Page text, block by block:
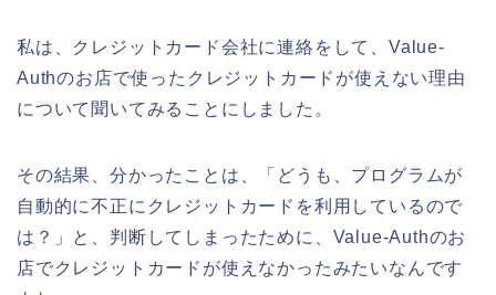
私は、クレジットカード会社に連絡をして、Value-
Authのお店で使ったクレジットカードが使えない理由
について聞いてみることにしました。
その結果、分かったことは、「どうも、プログラムが
自動的に不正にクレジットカードを利用しているので
は？」と、判断してしまったために、Value-Authのお
店でクレジットカードが使えなかったみたいなんです